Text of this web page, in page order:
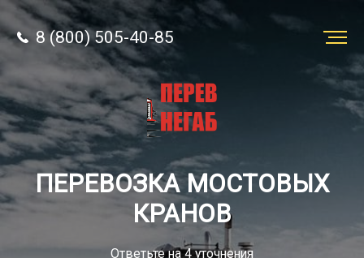
Заказать
перевозку
Грузы
8 (800) 505-40-85
ПЕРЕВОЗКА МОСТОВЫХ
КРАНОВ
Ответьте на 4 уточнения